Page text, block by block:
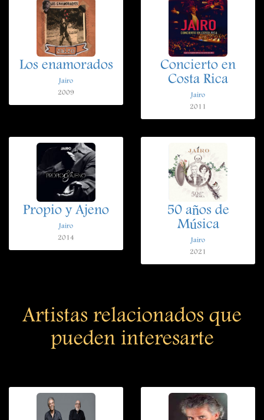
Los enamorados
Jairo
2009
Concierto en
Costa Rica
Jairo
2011
Propio y Ajeno
Jairo
2014
50 años de
Música
Jairo
2021
Artistas relacionados que
pueden interesarte